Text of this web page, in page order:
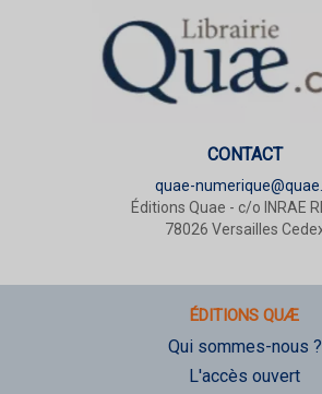
CONTACT
quae-
Éditions Quae - c/o INRAE
78026 Versailles
ÉDITIONS QUÆ
Qui sommes-nous ?
L'accès ouvert